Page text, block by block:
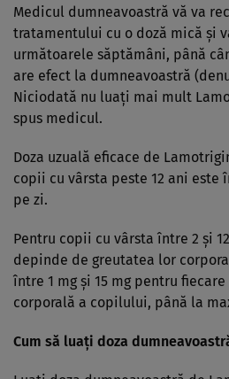
Medicul dumneavoastră vă va
tratamentului cu o doză mică şi
următoarele săptămâni, până
are efect la dumneavoastră
Niciodată nu luaţi mai mult
spus medicul.
Doza uzuală eficace de
copii cu vârsta peste 12 ani este
pe zi.
Pentru copii cu vârsta între 2 şi
depinde de greutatea lor
între 1 mg şi 15 mg pentru
corporală a copilului, până la
Cum să luaţi doza